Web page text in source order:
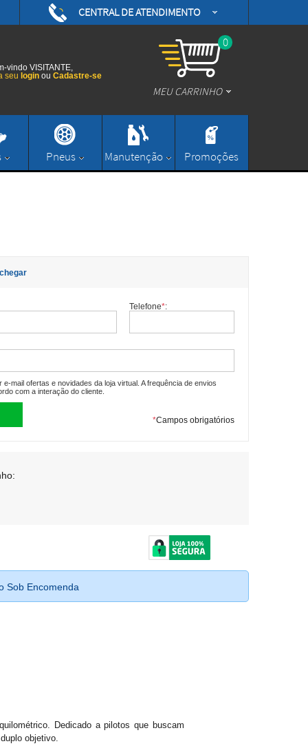
CENTRAL DE ATENDIMENTO
/daytonamotos
/daytonamotos
contato@daytonamotoshop.com.br
0
MEU CARRINHO
vindo VISITANTE,
seu login ou Cadastre-se
Pneus Manutenção Promoções
Telefone*:
e-mail ofertas e novidades da loja virtual. A frequência de envios
com a interação do cliente.
*Campos obrigatórios
Sob Encomenda
Dedicado a pilotos que buscam
objetivo.